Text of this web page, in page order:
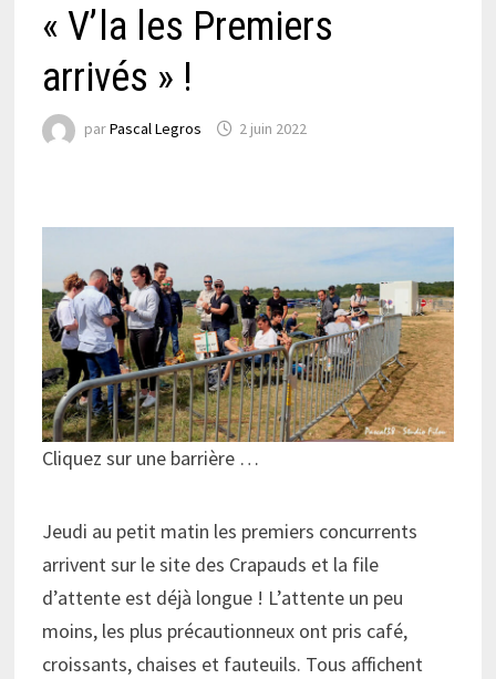
« V’la les Premiers
arrivés » !
parPascal Legros 2 juin 2022
Cliquez sur une barrière …
Jeudi au petit matin les premiers concurrents
arrivent sur le site des Crapauds et la file
d’attente est déjà longue ! L’attente un peu
moins, les plus précautionneux ont pris café,
croissants, chaises et fauteuils. Tous affichent